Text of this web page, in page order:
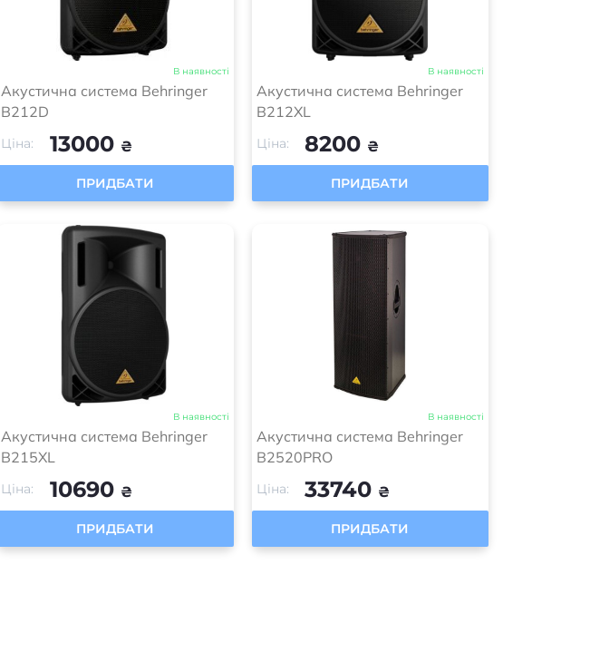
В наявності
Акустична система Behringer
B212D
Ціна: 13000 ₴
ПРИДБАТИ
В наявності
Акустична система Behringer
B212XL
Ціна: 8200 ₴
ПРИДБАТИ
В наявності
Акустична система Behringer
B215XL
Ціна: 10690 ₴
ПРИДБАТИ
В наявності
Акустична система Behringer
B2520PRO
Ціна: 33740 ₴
ПРИДБАТИ